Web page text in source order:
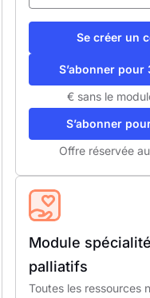
Se créer un
S’abonner
€ sans le
S’abonner
Offre réservée
Module
palliatifs
Toutes les ressources